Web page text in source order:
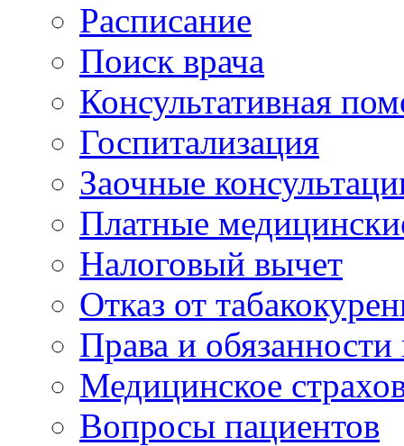
Расписание
Поиск врача
Консультативная
Госпитализация
Заочные
Платные
Налоговый вычет
Отказ от
Права и
Медицинское
Вопросы пациентов